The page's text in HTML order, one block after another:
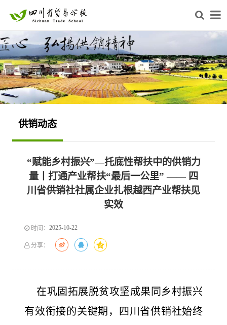
供销动态
“赋能乡村振兴”—托底性帮扶中的供销力
量丨打通产业帮扶“最后一公里” —— 四
川省供销社社属企业扎根越西产业帮扶见
实效
时间： 2025-10-22
分享：
在巩固拓展脱贫攻坚成果同乡村振兴
有效衔接的关键期，四川省供销社始终